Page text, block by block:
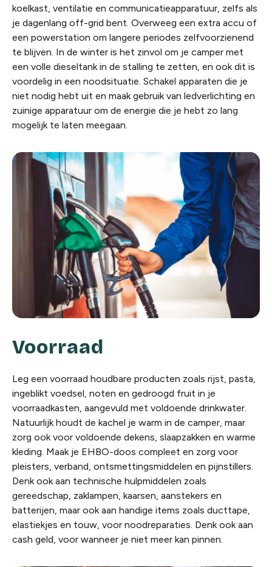
koelkast, ventilatie en communicatieapparatuur, zelfs als
je dagenlang off-grid bent. Overweeg een extra accu of
een powerstation om langere periodes zelfvoorzienend
te blijven. In de winter is het zinvol om je camper met
een volle dieseltank in de stalling te zetten, en ook dit is
voordelig in een noodsituatie. Schakel apparaten die je
niet nodig hebt uit en maak gebruik van ledverlichting en
zuinige apparatuur om de energie die je hebt zo lang
mogelijk te laten meegaan.
Voorraad
Leg een voorraad houdbare producten zoals rijst, pasta,
ingeblikt voedsel, noten en gedroogd fruit in je
voorraadkasten, aangevuld met voldoende drinkwater.
Natuurlijk houdt de kachel je warm in de camper, maar
zorg ook voor voldoende dekens, slaapzakken en warme
kleding. Maak je EHBO-doos compleet en zorg voor
pleisters, verband, ontsmettingsmiddelen en pijnstillers.
Denk ook aan technische hulpmiddelen zoals
gereedschap, zaklampen, kaarsen, aanstekers en
batterijen, maar ook aan handige items zoals ducttape,
elastiekjes en touw, voor noodreparaties. Denk ook aan
cash geld, voor wanneer je niet meer kan pinnen.